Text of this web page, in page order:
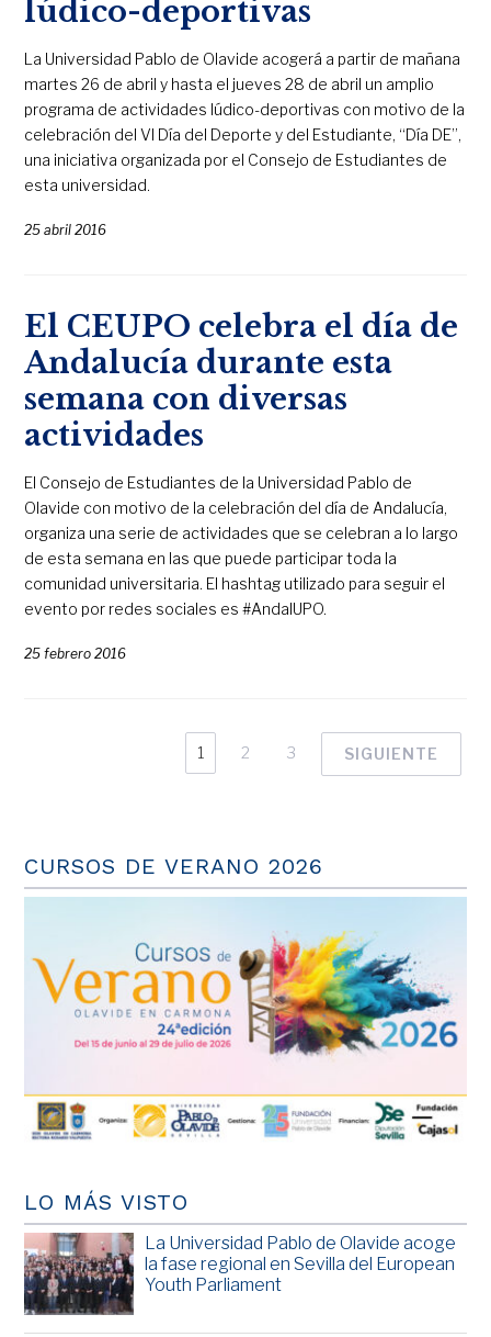
lúdico-deportivas
La Universidad Pablo de Olavide acogerá a partir de mañana
martes 26 de abril y hasta el jueves 28 de abril un amplio
programa de actividades lúdico-deportivas con motivo de la
celebración del VI Día del Deporte y del Estudiante, “Día DE”,
una iniciativa organizada por el Consejo de Estudiantes de
esta universidad.
25 abril 2016
El CEUPO celebra el día de
Andalucía durante esta
semana con diversas
actividades
El Consejo de Estudiantes de la Universidad Pablo de
Olavide con motivo de la celebración del día de Andalucía,
organiza una serie de actividades que se celebran a lo largo
de esta semana en las que puede participar toda la
comunidad universitaria. El hashtag utilizado para seguir el
evento por redes sociales es #AndalUPO.
25 febrero 2016
1 2 3 SIGUIENTE
CURSOS DE VERANO 2026
LO MÁS VISTO
La Universidad Pablo de Olavide acoge
la fase regional en Sevilla del European
Youth Parliament